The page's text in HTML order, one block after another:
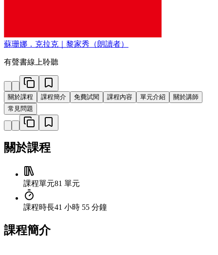
蘇珊娜．克拉克｜黎家秀（朗讀者）
有聲書線上聆聽
關於課程 課程簡介 免費試閱 課程內容 單元介紹
關於講師
常見問題
關於課程
課程單元81 單元
課程時長41 小時 55 分鐘
課程簡介